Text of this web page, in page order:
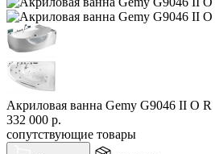
Акриловая ванна Gemy G9046 II O R
332 000 р.
сопутствующие товары